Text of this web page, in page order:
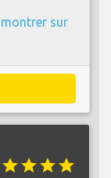
montrer sur
starstarstarstar